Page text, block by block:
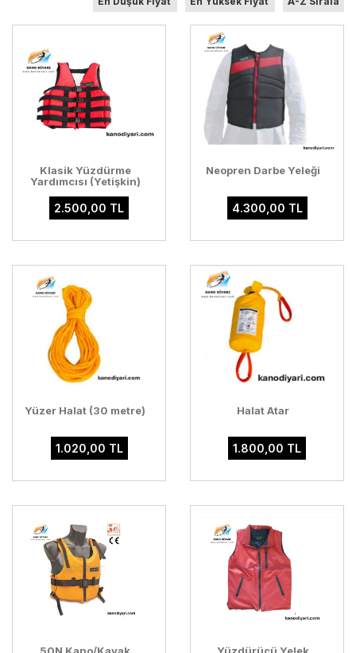
Klasik Yüzdürme
Yardımcısı (Yetişkin)
2.500,00 TL
Neopren Darbe Yeleği
4.300,00 TL
Yüzer Halat (30 metre)
1.020,00 TL
Halat Atar
1.800,00 TL